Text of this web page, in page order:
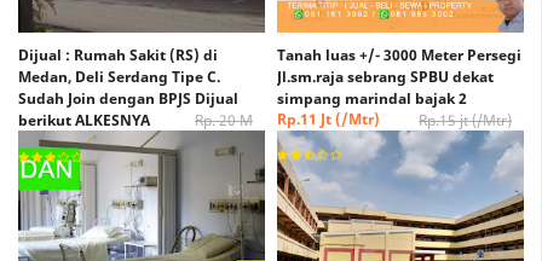
Dijual : Rumah Sakit (RS) di
Medan, Deli Serdang Tipe C.
Sudah Join dengan BPJS Dijual
berikut ALKESNYA
Rp. 20 M
Rp. 15 M (Nego)
Tanah luas +/- 3000 Meter Persegi
Jl.sm.raja sebrang SPBU dekat
simpang marindal bajak 2
Rp.15 jt (/Mtr)
Rp.11 Jt (/Mtr)
(Nego)